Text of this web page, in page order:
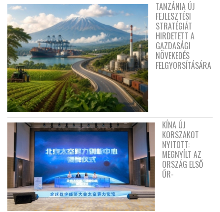
TANZÁNIA ÚJ
FEJLESZTÉSI
STRATÉGIÁT
HIRDETETT A
GAZDASÁGI
NÖVEKEDÉS
FELGYORSÍTÁSÁRA
KÍNA ÚJ
KORSZAKOT
NYITOTT:
MEGNYÍLT AZ
ORSZÁG ELSŐ
ŰR-